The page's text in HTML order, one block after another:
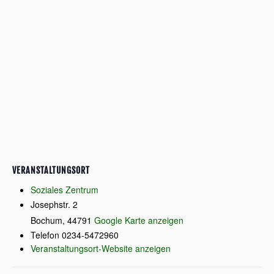
VERANSTALTUNGSORT
Soziales Zentrum
Josephstr. 2
Bochum, 44791 Google Karte anzeigen
Telefon 0234-5472960
Veranstaltungsort-Website anzeigen